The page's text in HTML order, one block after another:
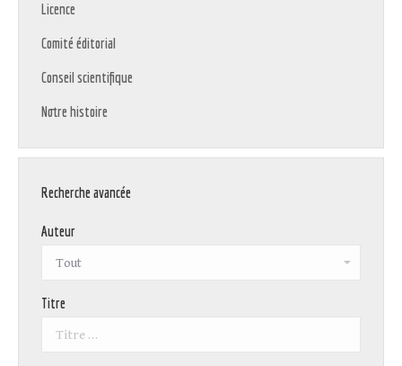
Licence
Comité éditorial
Conseil scientifique
Notre histoire
Recherche avancée
Auteur
Titre